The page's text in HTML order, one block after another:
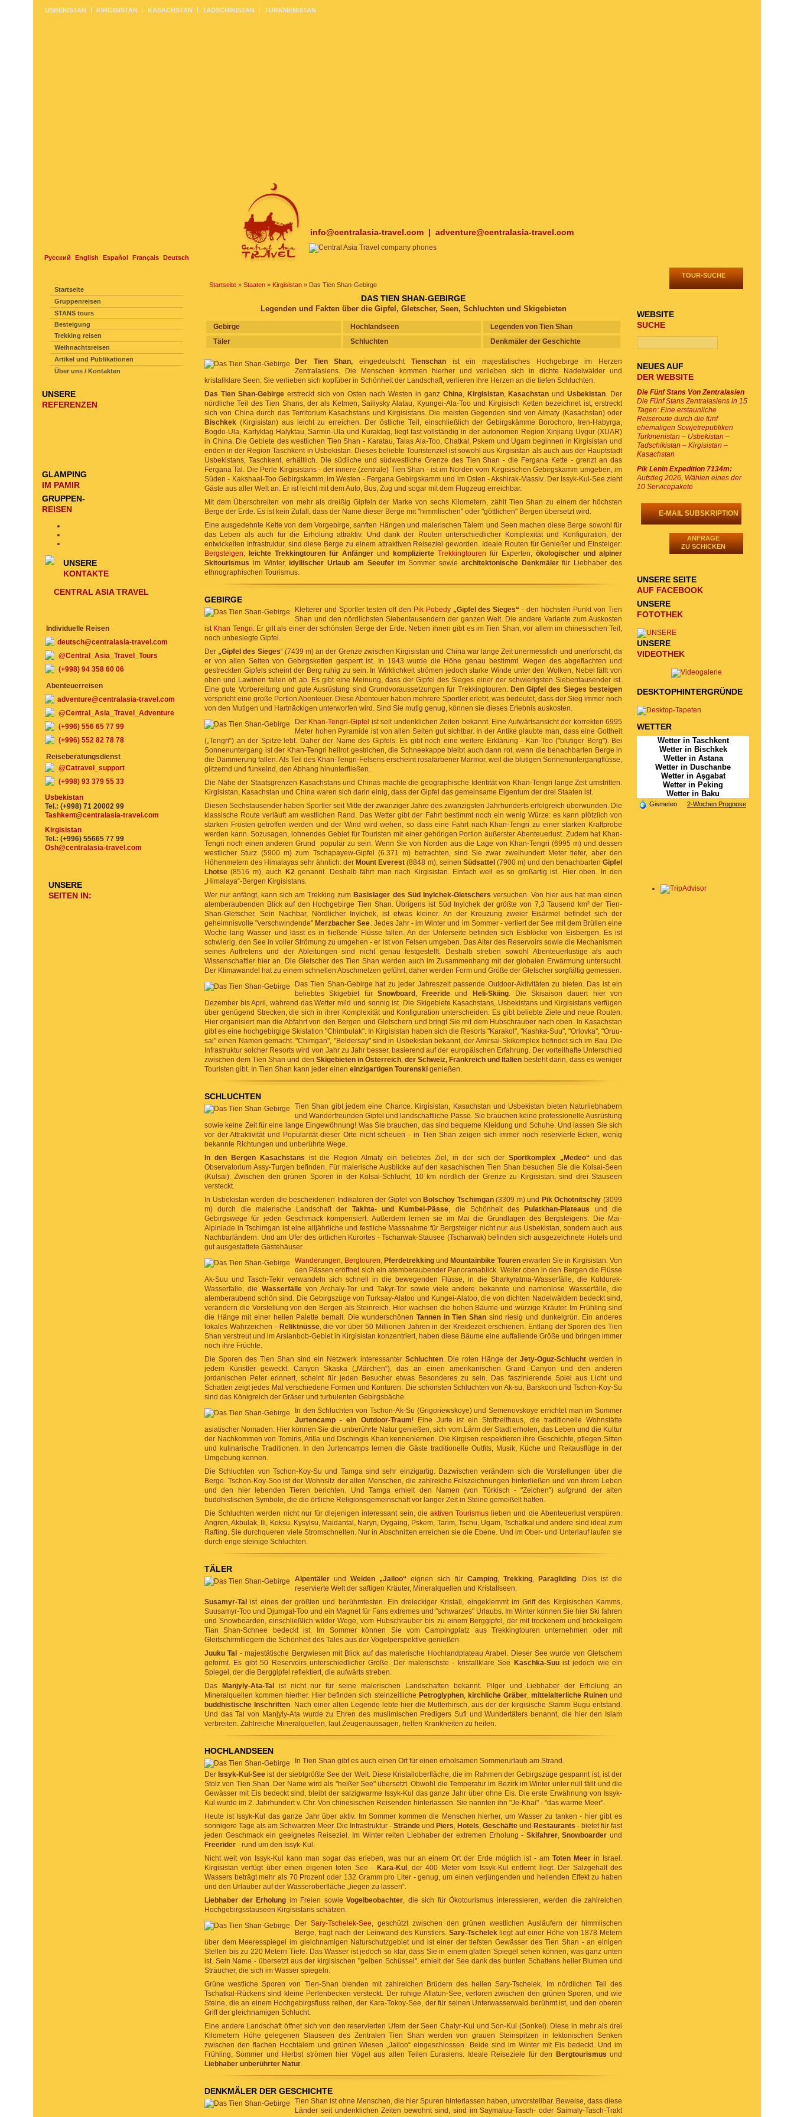
info@centralasia-travel.com | adventure@centralasia-travel.com
Русский English Español Français Deutsch
USBEKISTAN KIRGISISTAN KASACHSTAN TADSCHIKISTAN TURKMENISTAN
Startseite » Staaten » Kirgisistan » Das Tien Shan-Gebirge
DAS TIEN SHAN-GEBIRGE
Legenden und Fakten über die Gipfel, Gletscher, Seen, Schluchten und Skigebieten
Gebirge Hochlandseen
Legenden von Tien Shan
Täler
Schluchten Denkmäler der Geschichte
Der Tien Shan,eingedeutschtTienschanist ein majestätisches Hochgebirge im Herzen
Zentralasiens. Die Menschen kommen hierher und verlieben sich in dichte Nadelwälder und
kristallklare Seen. Sie verlieben sich kopfüber in Schönheit der Landschaft, verlieren ihre Herzen an die tiefen Schluchten.
Das Tien Shan-Gebirgeerstreckt sich von Osten nach Westen in ganz China, Kirgisistan, Kasachstan undUsbekistan. Der
nördliche Teil des Tien Shans, der als Ketmen, Sailiysky Alatau, Kyungei-Ala-Too und Kirgisisch Ketten bezeichnet ist, erstreckt
sich von China durch das Territorium Kasachstans und Kirgisistans. Die meisten Gegenden sind von Almaty (Kasachstan) oder
Bischkek (Kirgisistan) aus leicht zu erreichen. Der östliche Teil, einschließlich der Gebirgskämme Borochoro, Iren-Habyrga,
Bogdo-Ula, Karlyktag Halyktau, Sarmin-Ula und Kuraktag, liegt fast vollständig in der autonomen Region Xinjiang Uygur (XUAR)
in China. Die Gebiete des westlichen Tien Shan - Karatau, Talas Ala-Too, Chatkal, Pskem und Ugam beginnen in Kirgisistan und
enden in der Region Taschkent in Usbekistan. Dieses beliebte Touristenziel ist sowohl aus Kirgisistan als auch aus der Hauptstadt
Usbekistans, Taschkent, erhältlich. Die südliche und südwestliche Grenze des Tien Shan - die Fergana Kette - grenzt an das
Fergana Tal. Die Perle Kirgisistans - der innere (zentrale) Tien Shan - ist im Norden vom Kirgisischen Gebirgskamm umgeben, im
Süden - Kakshaal-Too Gebirgskamm, im Westen - Fergana Gebirgskamm und im Osten - Akshirak-Massiv. Der Issyk-Kul-See zieht
Gäste aus aller Welt an. Er ist leicht mit dem Auto, Bus, Zug und sogar mit dem Flugzeug erreichbar.
Mit dem Überschreiten von mehr als dreißig Gipfeln der Marke von sechs Kilometern, zählt Tien Shan zu einem der höchsten
Berge der Erde. Es ist kein Zufall, dass der Name dieser Berge mit "himmlischen" oder "göttlichen" Bergen übersetzt wird.
Eine ausgedehnte Kette von dem Vorgebirge, sanften Hängen und malerischen Tälern und Seen machen diese Berge sowohl für
das Leben als auch für die Erholung attraktiv. Und dank der Routen unterschiedlicher Komplexität und Konfiguration, der
entwickelten Infrastruktur, sind diese Berge zu einem attraktiven Reiseziel geworden. Ideale Routen für Genießer und Einsteiger:
Bergsteigen, leichte Trekkingtouren für Anfänger und komplizierte Trekkingtouren für Experten, ökologischer und alpiner
Skitourismus im Winter, idyllischer Urlaub am Seeuferim Sommer sowie architektonische Denkmälerfür Liebhaber des
ethnographischen Tourismus.
GEBIRGE
Kletterer und Sportler testen oft den Pik Pobedy „Gipfel des Sieges“ - den höchsten Punkt von Tien
Shan und den nördlichsten Siebentausendern der ganzen Welt. Die andere Variante zum Auskosten
ist Khan Tengri. Er gilt als einer der schönsten Berge der Erde. Neben ihnen gibt es im Tien Shan, vor allem im chinesischen Teil,
noch unbesiegte Gipfel.
Der „Gipfel des Sieges“ (7439 m) an der Grenze zwischen Kirgisistan und China war lange Zeit unermesslich und unerforscht, da
er von allen Seiten von Gebirgsketten gesperrt ist. In 1943 wurde die Höhe genau bestimmt. Wegen des abgeflachten und
gestreckten Gipfels scheint der Berg ruhig zu sein. In Wirklichkeit strömen jedoch starke Winde unter den Wolken, Nebel fällt von
oben und Lawinen fallen oft ab. Es gibt eine Meinung, dass der Gipfel des Sieges einer der schwierigsten Siebentausender ist.
Eine gute Vorbereitung und gute Ausrüstung sind Grundvoraussetzungen für Trekkingtouren. Den Gipfel des Sieges besteigen
verspricht eine große Portion Abenteuer. Diese Abenteuer haben mehrere Sportler erlebt, was bedeutet, dass der Sieg immer noch
von den Mutigen und Hartnäckigen unterworfen wird. Sind Sie mutig genug, können sie dieses Erlebnis auskosten.
Der Khan-Tengri-Gipfel ist seit undenklichen Zeiten bekannt. Eine Aufwärtsansicht der korrekten 6995
Meter hohen Pyramide ist von allen Seiten gut sichtbar. In der Antike glaubte man, dass eine Gottheit
(„Tengri“) an der Spitze lebt. Daher der Name des Gipfels. Es gibt noch eine weitere Erklärung - Kan-Too ("blutiger Berg"). Bei
Sonnenuntergang ist der Khan-Tengri hellrot gestrichen, die Schneekappe bleibt auch dann rot, wenn die benachbarten Berge in
die Dämmerung fallen. Als Teil des Khan-Tengri-Felsens erscheint rosafarbener Marmor, weil die blutigen Sonnenuntergangflüsse,
glitzernd und funkelnd, den Abhang hinunterfließen.
Die Nähe der Staatsgrenzen Kasachstans und Chinas machte die geographische Identität von Khan-Tengri lange Zeit umstritten.
Kirgisistan, Kasachstan und China waren sich darin einig, dass der Gipfel das gemeinsame Eigentum der drei Staaten ist.
Diesen Sechstausender haben Sportler seit Mitte der zwanziger Jahre des zwanzigsten Jahrhunderts erfolgreich überwunden. Die
klassische Route verläuft am westlichen Rand. Das Wetter gibt der Fahrt bestimmt noch ein wenig Würze: es kann plötzlich von
starken Frösten getroffen werden und der Wind wird wehen, so dass eine Fahrt nach Khan-Tengri zu einer starken Kraftprobe
werden kann. Sozusagen, lohnendes Gebiet für Touristen mit einer gehörigen Portion äußerster Abenteuerlust. Zudem hat Khan-
Tengri noch einen anderen Grund populär zu sein. Wenn Sie von Norden aus die Lage von Khan-Tengri (6995 m) und dessen
westlicher Sturz (5900 m) zum Tschapayew-Gipfel (6.371 m) betrachten, sind Sie zwar zweihundert Meter tiefer, aber den
Höhenmetern des Himalayas sehr ähnlich: der Mount Everest (8848 m), seinen Südsattel (7900 m) und den benachbartenGipfel
Lhotse (8516 m), auch K2genannt. Deshalb fährt man nach Kirgisistan. Einfach weil es so großartig ist. Hier oben. In den
„Himalaya“-Bergen Kirgisistans.
Wer nur anfängt, kann sich am Trekking zum Basislager des Süd Inylchek-Gletschers versuchen. Von hier aus hat man einen
atemberaubenden Blick auf den Hochgebirge Tien Shan. Übrigens ist Süd Inylchek der größte von 7,3 Tausend km² der Tien-
Shan-Gletscher. Sein Nachbar, Nördlicher Inylchek, ist etwas kleiner. An der Kreuzung zweier Eisärmel befindet sich der
geheimnisvolle "verschwindende" Merzbacher See. Jedes Jahr - im Winter und im Sommer - verliert der See mit dem Brüllen eine
Woche lang Wasser und lässt es in fließende Flüsse fallen. An der Unterseite befinden sich Eisblöcke von Eisbergen. Es ist
schwierig, den See in voller Strömung zu umgehen - er ist von Felsen umgeben. Das Alter des Reservoirs sowie die Mechanismen
seines Auftretens und der Ableitungen sind nicht genau festgestellt. Deshalb streben sowohl Abenteuerlustige als auch
Wissenschaftler hier an. Die Gletscher des Tien Shan werden auch im Zusammenhang mit der globalen Erwärmung untersucht.
Der Klimawandel hat zu einem schnellen Abschmelzen geführt, daher werden Form und Größe der Gletscher sorgfältig gemessen.
Das Tien Shan-Gebirge hat zu jeder Jahreszeit passende Outdoor-Aktivitäten zu bieten. Das ist ein
beliebtes Skigebiet für Snowboard , Freeride und Heli-Skiing. Die Skisaison dauert hier von
Dezember bis April, während das Wetter mild und sonnig ist. Die Skigebiete Kasachstans, Usbekistans und Kirgisistans verfügen
über genügend Strecken, die sich in ihrer Komplexität und Konfiguration unterscheiden. Es gibt beliebte Ziele und neue Routen.
Hier organisiert man die Abfahrt von den Bergen und Gletschern und bringt Sie mit dem Hubschrauber nach oben. In Kasachstan
gibt es eine hochgebirgige Skistation "Chimbulak". In Kirgisistan haben sich die Resorts "Karakol", "Kashka-Suu", "Orlovka", "Oruu-
sai" einen Namen gemacht. "Chimgan", "Beldersay" sind in Usbekistan bekannt, der Amirsai-Skikomplex befindet sich im Bau. Die
Infrastruktur solcher Resorts wird von Jahr zu Jahr besser, basierend auf der europäischen Erfahrung. Der vorteilhafte Unterschied
zwischen dem Tien Shan und den Skigebieten in Österreich,der Schweiz, Frankreich und Italien besteht darin, dass es weniger
Touristen gibt. In Tien Shan kann jeder einen einzigartigen Tourenski genießen.
SCHLUCHTEN
Tien Shan gibt jedem eine Chance. Kirgisistan, Kasachstan und Usbekistan bieten Naturliebhabern
und Wanderfreunden Gipfel und landschaftliche Pässe. Sie brauchen keine professionelle Ausrüstung
sowie keine Zeit für eine lange Eingewöhnung! Was Sie brauchen, das sind bequeme Kleidung und Schuhe. Und lassen Sie sich
vor der Attraktivität und Popularität dieser Orte nicht scheuen - in Tien Shan zeigen sich immer noch reservierte Ecken, wenig
bekannte Richtungen und unberührte Wege.
In den Bergen Kasachstans ist die Region Almaty ein beliebtes Ziel, in der sich derSportkomplex „Medeo“ und das
Observatorium Assy-Turgen befinden. Für malerische Ausblicke auf den kasachischen Tien Shan besuchen Sie die Kolsai-Seen
(Kulsai). Zwischen den grünen Sporen in der Kolsai-Schlucht, 10 km nördlich der Grenze zu Kirgisistan, sind drei Stauseen
versteckt.
In Usbekistan werden die bescheidenen Indikatoren der Gipfel von Bolschoy Tschimgan(3309 m) und Pik Ochotnitschiy (3099
m) durch die malerische Landschaft der Takhta- und Kumbel-Pässe, die Schönheit des Pulatkhan-Plateaus
und die
Gebirgswege für jeden Geschmack kompensiert. Außerdem lernen sie im Mai die Grundlagen des Bergsteigens. Die Mai-
Alpiniade in Tschimgan ist eine alljährliche und festliche Massnahme für Bergsteiger nicht nur aus Usbekistan, sondern auch aus
Nachbarländern. Und am Ufer des örtlichen Kurortes - Tscharwak-Stausee (Tscharwak) befinden sich ausgezeichnete Hotels und
gut ausgestattete Gästehäuser.
Wanderungen, Bergtouren, Pferdetrekking und Mountainbike Tourenerwarten Sie in Kirgisistan. Von
den Pässen eröffnet sich ein atemberaubender Panoramablick. Weiter oben in den Bergen die Flüsse
Ak-Suu und Tasch-Tekir verwandeln sich schnell in die bewegenden Flüsse, in die Sharkyratma-Wasserfälle, die Kuldurek-
Wasserfälle, die Wasserfällevon Archaly-Tor und Takyr-Tor sowie viele andere bekannte und namenlose Wasserfälle, die
atemberaubend schön sind. Die Gebirgszüge von Turksay-Alatoo und Kungei-Alatoo, die von dichten Nadelwäldern bedeckt sind,
verändern die Vorstellung von den Bergen als Steinreich. Hier wachsen die hohen Bäume und würzige Kräuter. Im Frühling sind
die Hänge mit einer hellen Palette bemalt. Die wunderschönen Tannen in Tien Shan sind riesig und dunkelgrün. Ein anderes
lokales Wahrzeichen - Reliktnüsse, die vor über 50 Millionen Jahren in der Kreidezeit erschienen. Entlang der Sporen des Tien
Shan verstreut und im Arslanbob-Gebiet in Kirgisistan konzentriert, haben diese Bäume eine auffallende Größe und bringen immer
noch ihre Früchte.
Die Sporen des Tien Shan sind ein Netzwerk interessanter Schluchten. Die roten Hänge der Jety-Oguz-Schluchtwerden in
jedem Künstler geweckt. Canyon Skaska („Märchen“), das an einen amerikanischen Grand Canyon und den anderen
jordanischen Peter erinnert, scheint für jeden Besucher etwas Besonderes zu sein. Das faszinierende Spiel aus Licht und
Schatten zeigt jedes Mal verschiedene Formen und Konturen. Die schönsten Schluchten von Ak-su, Barskoon und Tschon-Koy-Su
sind das Königreich der Gräser und turbulenten Gebirgsbäche.
In den Schluchten von Tschon-Ak-Su (Grigoriewskoye) und Semenovskoye errichtet man im Sommer
Jurtencamp - ein Outdoor-Traum! Eine Jurte ist ein Stoffzelthaus, die traditionelle Wohnstätte
asiatischer Nomaden. Hier können Sie die unberührte Natur genießen, sich vom Lärm der Stadt erholen, das Leben und die Kultur
der Nachkommen von Tomiris, Atilla und Dschingis Khan kennenlernen. Die Kirgisen respektieren ihre Geschichte, pflegen Sitten
und kulinarische Traditionen. In den Jurtencamps lernen die Gäste traditionelle Outfits, Musik, Küche und Reitausflüge in der
Umgebung kennen.
Die Schluchten von Tschon-Koy-Su und Tamga sind sehr einzigartig. Dazwischen verändern sich die Vorstellungen über die
Berge. Tschon-Koy-Soo ist der Wohnsitz der alten Menschen, die zahlreiche Felszeichnungen hinterließen und von ihrem Leben
und den hier lebenden Tieren berichten. Und Tamga erhielt den Namen (von Türkisch - "Zeichen") aufgrund der alten
buddhistischen Symbole, die die örtliche Religionsgemeinschaft vor langer Zeit in Steine ​​gemeißelt hatten.
Die Schluchten werden nicht nur für diejenigen interessant sein, die aktiven Tourismus lieben und die Abenteuerlust verspüren.
Angren, Akbulak, Ili, Koksu, Kysylsu, Maidantal, Naryn, Oygaing, Pskem, Tarim, Tschu, Ugam, Tschatkal und andere sind ideal zum
Rafting. Sie durchqueren viele Stromschnellen. Nur in Abschnitten erreichen sie die Ebene. Und im Ober- und Unterlauf laufen sie
durch enge steinige Schluchten.
TÄLER
Alpentäler undWeiden „Jailoo“ eignen sich für Camping, Trekking, Paragliding. Dies ist die
reservierte Welt der saftigen Kräuter, Mineralquellen und Kristallseen.
Susamyr-Tal ist eines der größten und berühmtesten. Ein dreieckiger Kristall, eingeklemmt im Griff des Kirgisischen Kamms,
Suusamyr-Too und Djumgal-Too und ein Magnet für Fans extremes und "schwarzes" Urlaubs. Im Winter können Sie hier Ski fahren
und Snowboarden, einschließlich wilder Wege, vom Hubschrauber bis zu einem Berggipfel, der mit trockenem und bröckeligem
Tian Shan-Schnee bedeckt ist. Im Sommer können Sie vom Campingplatz aus Trekkingtouren unternehmen oder mit
Gleitschirmfliegern die Schönheit des Tales aus der Vogelperspektive genießen.
Juuku Tal - majestätische Bergwiesen mit Blick auf das malerische Hochlandplateau Arabel. Dieser See wurde von Gletschern
geformt. Es gibt 50 Reservoirs unterschiedlicher Größe. Der malerischste - kristallklare See
Kaschka-Suuist jedoch wie ein
Spiegel, der die Berggipfel reflektiert, die aufwärts streben.
Das
Manjyly-Ata-Tal
ist nicht nur für seine malerischen Landschaften bekannt. Pilger und Liebhaber der Erholung an
Mineralquellen kommen hierher. Hier befinden sich steinzeitliche Petroglyphen, kirchliche Gräber, mittelalterliche Ruinenund
buddhistische Inschriften. Nach einer alten Legende lebte hier die Mutterhirsch, aus der der kirgisische Stamm Bugu entstand.
Und das Tal von Manjyly-Ata wurde zu Ehren des muslimischen Predigers Sufi und Wundertäters benannt, die hier den Islam
verbreiten. Zahlreiche Mineralquellen, laut Zeugenaussagen, helfen Krankheiten zu heilen.
HOCHLANDSEEN
In Tien Shan gibt es auch einen Ort für einen erholsamen Sommerurlaub am Strand.
Der Issyk-Kul-See ist der siebtgrößte See der Welt. Diese Kristalloberfläche, die im Rahmen der Gebirgszüge gespannt ist, ist der
Stolz von Tien Shan. Der Name wird als "heißer See" übersetzt. Obwohl die Temperatur im Bezirk im Winter unter null fällt und die
Gewässer mit Eis bedeckt sind, bleibt der salzigwarme Issyk-Kul das ganze Jahr über ohne Eis. Die erste Erwähnung von Issyk-
Kul wurde im 2. Jahrhundert v. Chr. Von chinesischen Reisenden hinterlassen. Sie nannten ihn "Je-Khai" - "das warme Meer".
Heute ist Issyk-Kul das ganze Jahr über aktiv. Im Sommer kommen die Menschen hierher, um Wasser zu tanken - hier gibt es
sonnigere Tage als am Schwarzen Meer. Die Infrastruktur - Strände und Piers, Hotels, Geschäfte und Restaurants - bietet für fast
jeden Geschmack ein geeignetes Reiseziel. Im Winter reiten Liebhaber der extremen Erholung - Skifahrer,Snowboarder und
Freerider - rund um den Issyk-Kul.
Nicht weit von Issyk-Kul kann man sogar das erleben, was nur an einem Ort der Erde möglich ist - amToten Meer in Israel.
Kirgisistan verfügt über einen eigenen toten See - Kara-Kul , der 400 Meter vom Issyk-Kul entfernt liegt. Der Salzgehalt des
Wassers beträgt mehr als 70 Prozent oder 132 Gramm pro Liter - genug, um einen verjüngenden und heilenden Effekt zu haben
und den Urlauber auf der Wasseroberfläche „liegen zu lassen“.
Liebhaber der Erholung im Freien sowie Vogelbeobachter, die sich für Ökotourismus interessieren, werden die zahlreichen
Hochgebirgsstauseen Kirgisistans schätzen.
Der Sary-Tschelek-See, geschützt zwischen den grünen westlichen Ausläufern der himmlischen
Berge, fragt nach der Leinwand des Künstlers. Sary-Tschelekliegt auf einer Höhe von 1878 Metern
über dem Meeresspiegel im gleichnamigen Naturschutzgebiet und ist einer der tiefsten Gewässer des Tien Shan - an einigen
Stellen bis zu 220 Metern Tiefe. Das Wasser ist jedoch so klar, dass Sie in einem glatten Spiegel sehen können, was ganz unten
ist. Sein Name - übersetzt aus der kirgisischen "gelben Schüssel", erhielt der See dank des bunten Schattens heller Blumen und
Sträucher, die sich im Wasser spiegeln.
Grüne westliche Sporen von Tien-Shan blenden mit zahlreichen Brüdern des hellen Sary-Tschelek. Im nördlichen Teil des
Tschatkal-Rückens sind kleine Perlenbecken versteckt. Der ruhige Aflatun-See, verloren zwischen den grünen Sporen, und wie
Steine, die an einem Hochgebirgsfluss reihen, der Kara-Tokoy-See, der für seinen Unterwasserwald berühmt ist, und den oberen
Griff der gleichnamigen Schlucht.
Eine andere Landschaft öffnet sich von den reservierten Ufern der Seen Chatyr-Kul und Son-Kul (Sonkel). Diese in mehr als drei
Kilometern Höhe gelegenen Stauseen des Zentralen Tien Shan werden von grauen Steinspitzen in tektonischen Senken
zwischen den flachen Hochtälern und grünen Wiesen „Jailoo“ eingeschlossen. Beide sind im Winter mit Eis bedeckt. Und im
Frühling, Sommer und Herbst strömen hier Vögel aus allen Teilen Eurasiens. Ideale Reiseziele für den
Bergtourismus und
Liebhaber unberührter Natur.
DENKMÄLER DER GESCHICHTE
Tien Shan ist ohne Menschen, die hier Spuren hinterlassen haben, unvorstellbar. Beweise, dass diese
Länder seit undenklichen Zeiten bewohnt sind, sind im Saymaluu-Tasch- oder Saimaly-Tasch-Trakt
Startseite
Gruppenreisen
STANS tours
Besteigung
Trekking reisen
Weihnachtsreisen
Artikel und Publikationen
Über uns / Kontakten
UNSERE
REFERENZEN
GLAMPING
IM PAMIR
GRUPPEN-
REISEN
UNSERE
KONTAKTE
CENTRAL ASIA TRAVEL
Individuelle Reisen
deutsch@centralasia-travel.com
@Central_Asia_Travel_Tours
(+998) 94 358 60 06
Abenteuerreisen
adventure@centralasia-travel.com
@Central_Asia_Travel_Adventure
(+996) 556 65 77 99
(+996) 552 82 78 78
Reiseberatungsdienst
@Catravel_support
(+998) 93 379 55 33
Usbekistan
Tel.: (+998) 71 20002 99
Tashkent@centralasia-travel.com
Kirgisistan
Tel.: (+996) 55665 77 99
Osh@centralasia-travel.com
UNSERE
SEITEN IN:
TOUR-SUCHE
WEBSITE
SUCHE
NEUES AUF
DER WEBSITE
Die Fünf Stans Von Zentralasien
Die Fünf Stans Zentralasiens in 15
Tagen: Eine erstaunliche
Reiseroute durch die fünf
ehemaligen Sowjetrepubliken
Turkmenistan – Usbekistan –
Tadschikistan – Kirgisistan –
Kasachstan
Pik Lenin Expedition 7134m:
Aufstieg 2026, Wählen eines der
10 Servicepakete
E-MAIL SUBSKRIPTION
ANFRAGE
ZU SCHICKEN
UNSERE SEITE
AUF FACEBOOK
UNSERE
FOTOTHEK
UNSERE
VIDEOTHEK
DESKTOPHINTERGRÜNDE
WETTER
Wetter in Taschkent
Wetter in Bischkek
Wetter in Astana
Wetter in Duschanbe
Wetter in Aşgabat
Wetter in Peking
Wetter in Baku
Gismeteo 2-Wochen Prognose